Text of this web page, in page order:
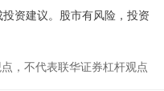
资建议。股市有风险，投资
，不代表联华证券杠杆观点